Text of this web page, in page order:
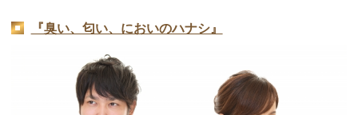
『臭い、匂い、においのハナシ』